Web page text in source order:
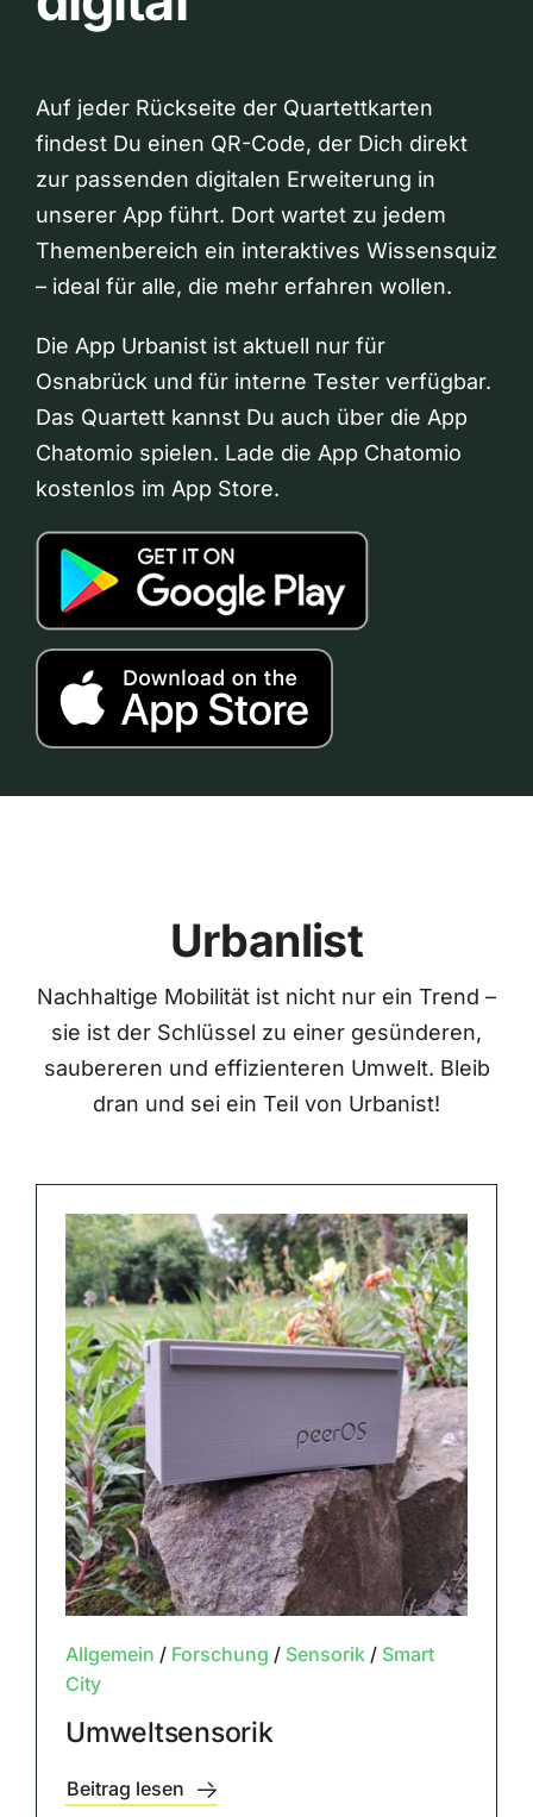
Auf jeder Rückseite der Quartettkarten
findest Du einen QR-Code, der Dich direkt
zur passenden digitalen Erweiterung in
unserer App führt. Dort wartet zu jedem
Themenbereich ein interaktives Wissensquiz
– ideal für alle, die mehr erfahren wollen.
Die App Urbanist ist aktuell nur für
Osnabrück und für interne Tester verfügbar.
Das Quartett kannst Du auch über die App
Chatomio spielen. Lade die App Chatomio
kostenlos im App Store.
Urbanlist
Nachhaltige Mobilität ist nicht nur ein Trend –
sie ist der Schlüssel zu einer gesünderen,
saubereren und effizienteren Umwelt. Bleib
dran und sei ein Teil von Urbanist!
Allgemein / Forschung / Sensorik/ Smart
City
Umweltsensorik
Beitrag lesen